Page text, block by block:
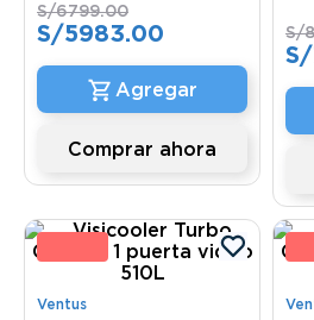
S/6799.00
S/5983.00
Comprar ahora
S/
S/
Ventus